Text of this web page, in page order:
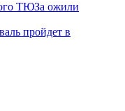
ТЮЗа ожили
пройдет в